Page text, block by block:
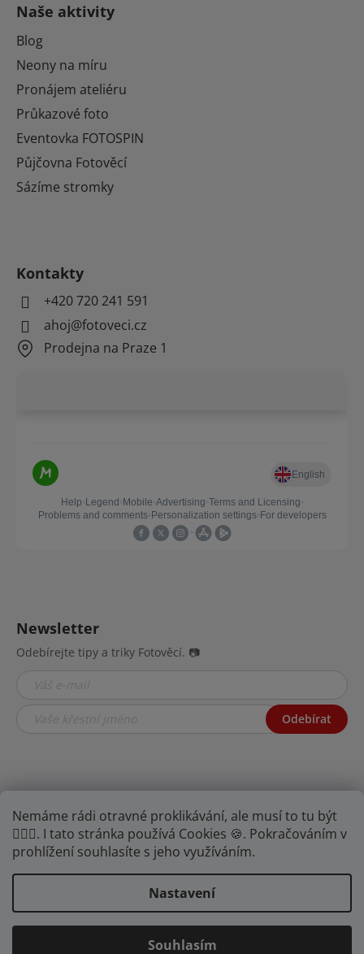
Nemáme rádi otravné proklikávání, ale musí to tu být
🤦🏾‍♂️. I tato stránka používá Cookies 🍪. Pokračováním v
prohlížení souhlasíte s jeho využíváním.
Nastavení
Souhlasím
Naše aktivity
Blog
Neony na míru
Pronájem ateliéru
Průkazové foto
Eventovka FOTOSPIN
Půjčovna Fotověcí
Sázíme stromky
Kontakty
+420 720 241 591
ahoj@fotoveci.cz
Prodejna na Praze 1
Newsletter
Odebírejte tipy a triky Fotověcí. 📷
Odebírat
Najdete nás na YouTube, Facebooku i
Vytvořil Shoptet